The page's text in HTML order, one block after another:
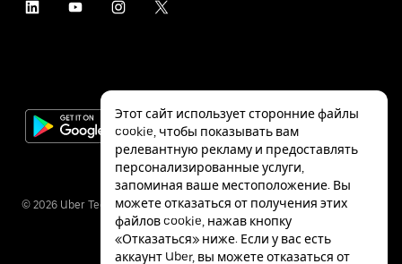
© 2026 Uber Technologies Inc.
Этот сайт использует сторонние файлы
cookie, чтобы показывать вам
релевантную рекламу и предоставлять
персонализированные услуги,
запоминая ваше местоположение. Вы
можете отказаться от получения этих
файлов cookie, нажав кнопку
«Отказаться» ниже. Если у вас есть
аккаунт Uber, вы можете отказаться от